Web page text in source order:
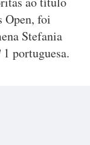
Open, foi
Stefania
portuguesa.